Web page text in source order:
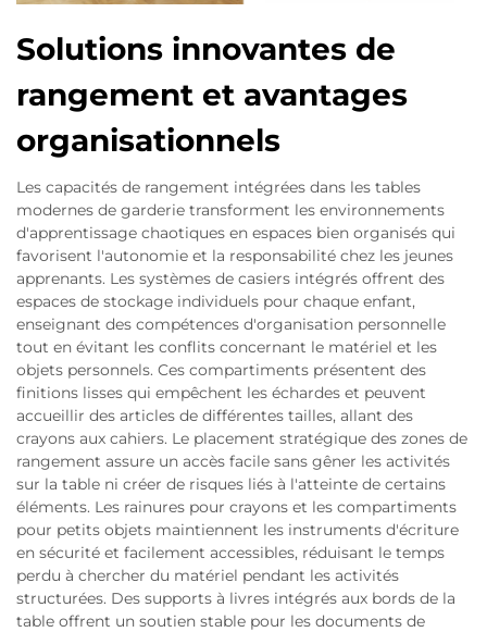
Solutions innovantes de
rangement et avantages
organisationnels
Les capacités de rangement intégrées dans les tables
modernes de garderie transforment les environnements
d'apprentissage chaotiques en espaces bien organisés qui
favorisent l'autonomie et la responsabilité chez les jeunes
apprenants. Les systèmes de casiers intégrés offrent des
espaces de stockage individuels pour chaque enfant,
enseignant des compétences d'organisation personnelle
tout en évitant les conflits concernant le matériel et les
objets personnels. Ces compartiments présentent des
finitions lisses qui empêchent les échardes et peuvent
accueillir des articles de différentes tailles, allant des
crayons aux cahiers. Le placement stratégique des zones de
rangement assure un accès facile sans gêner les activités
sur la table ni créer de risques liés à l'atteinte de certains
éléments. Les rainures pour crayons et les compartiments
pour petits objets maintiennent les instruments d'écriture
en sécurité et facilement accessibles, réduisant le temps
perdu à chercher du matériel pendant les activités
structurées. Des supports à livres intégrés aux bords de la
table offrent un soutien stable pour les documents de